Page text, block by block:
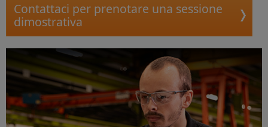
Contattaci per prenotare una sessione
dimostrativa